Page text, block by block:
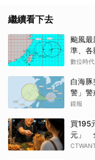
繼續看下去
颱風
準、各
數位時代
白海
警」
鏡報
買195
元」
取消